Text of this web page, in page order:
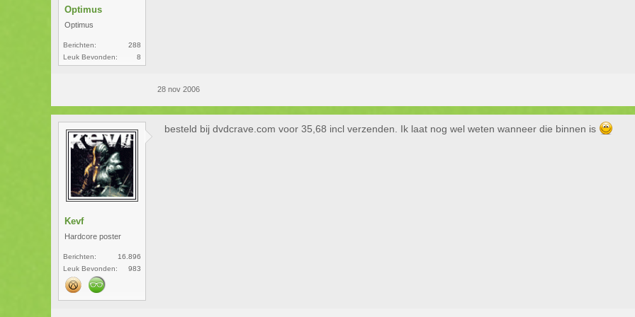
Optimus
Optimus
Berichten:
288
Leuk Bevonden:
8
28 nov 2006
Kevf
Hardcore poster
Berichten:
16.896
Leuk Bevonden:
983
besteld bij dvdcrave.com voor 35,68 incl verzenden. Ik laat nog wel weten wanneer die binnen is